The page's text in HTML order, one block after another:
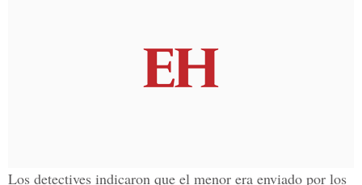
Los detectives indicaron que el menor era enviado por los